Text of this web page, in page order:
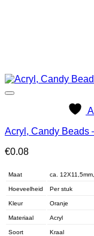
Acryl, Candy Beads
€0.08
Maat ca.
Hoeveelheid Per stuk
Kleur Oranje
Materiaal Acryl
Soort Kraal